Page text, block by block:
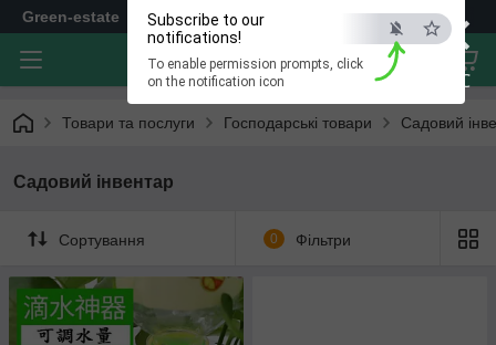
×
ESC
Subscribe to our
notifications!
To enable permission prompts, click
on the notification icon
Green-estate
Товари та послуги Господарські товари Садовий
Садовий інвентар
Сортування 0 Фільтри